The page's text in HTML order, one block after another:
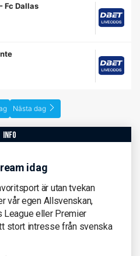
-Fc Dallas
Nästa dag
info
idag
är utan tvekan
vår egen Allsvenskan,
League eller Premier
stort intresse från svenska